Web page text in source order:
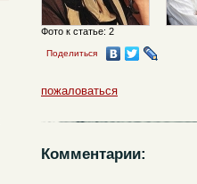
Фото к статье: 2
Поделиться
пожаловаться
Комментарии: